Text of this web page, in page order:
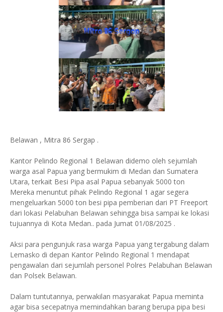
Belawan , Mitra 86 Sergap .
Kantor Pelindo Regional 1 Belawan didemo oleh sejumlah
warga asal Papua yang bermukim di Medan dan Sumatera
Utara, terkait Besi Pipa asal Papua sebanyak 5000 ton
Mereka menuntut pihak Pelindo Regional 1 agar segera
mengeluarkan 5000 ton besi pipa pemberian dari PT Freeport
dari lokasi Pelabuhan Belawan sehingga bisa sampai ke lokasi
tujuannya di Kota Medan.. pada Jumat 01/08/2025 .
Aksi para pengunjuk rasa warga Papua yang tergabung dalam
Lemasko di depan Kantor Pelindo Regional 1 mendapat
pengawalan dari sejumlah personel Polres Pelabuhan Belawan
dan Polsek Belawan.
Dalam tuntutannya, perwakilan masyarakat Papua meminta
agar bisa secepatnya memindahkan barang berupa pipa besi